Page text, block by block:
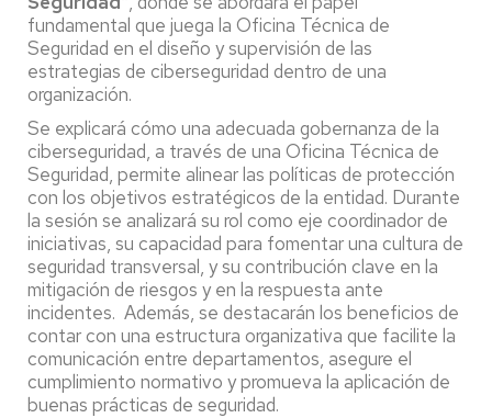
fundamental que juega la Oficina Técnica de
Seguridad en el diseño y supervisión de las
estrategias de ciberseguridad dentro de una
organización.
Se explicará cómo una adecuada gobernanza de la
ciberseguridad, a través de una Oficina Técnica de
Seguridad, permite alinear las políticas de protección
con los objetivos estratégicos de la entidad. Durante
la sesión se analizará su rol como eje coordinador de
iniciativas, su capacidad para fomentar una cultura de
seguridad transversal, y su contribución clave en la
mitigación de riesgos y en la respuesta ante
incidentes. Además, se destacarán los beneficios de
contar con una estructura organizativa que facilite la
comunicación entre departamentos, asegure el
cumplimiento normativo y promueva la aplicación de
buenas prácticas de seguridad.